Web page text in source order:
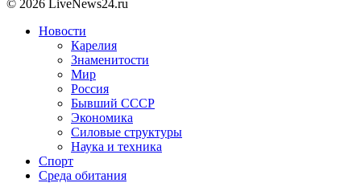
© 2026 LiveNews24.ru
Новости
Карелия
Знаменитости
Мир
Россия
Бывший СССР
Экономика
Силовые структуры
Наука и техника
Спорт
Среда обитания